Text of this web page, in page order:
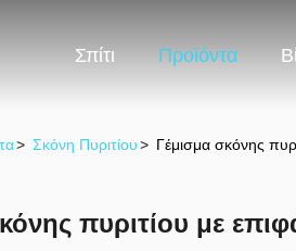
Σπίτι Προϊόντα
> Σκόνη Πυριτίου> Γέμισμα σκόνης
πυριτίου με